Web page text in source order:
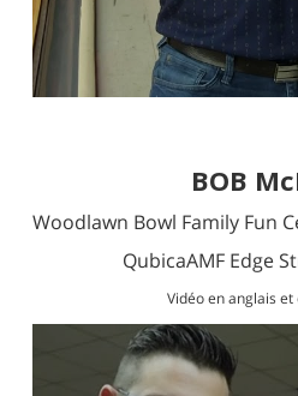
BOB
Woodlawn Bowl Family Fun
QubicaAMF Edge
Vidéo en anglais